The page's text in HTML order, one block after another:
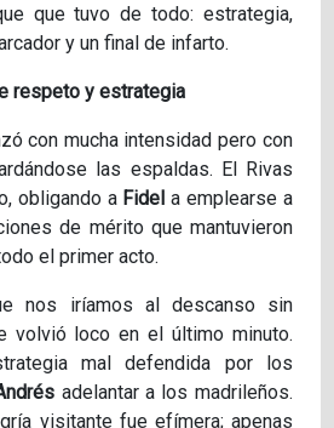
que tuvo de todo: estrategia,
y un final de infarto.
respeto y estrategia
con mucha intensidad pero con
las espaldas. El Rivas
obligando a Fidel a emplearse a
de mérito que mantuvieron
el primer acto.
nos iríamos al descanso sin
volvió loco en el último minuto.
mal defendida por los
adelantar a los madrileños.
visitante fue efímera; apenas